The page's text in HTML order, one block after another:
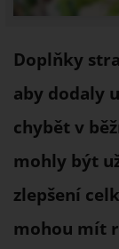
Doplňky
aby dodaly
chybět v
mohly být
zlepšení
mohou mít